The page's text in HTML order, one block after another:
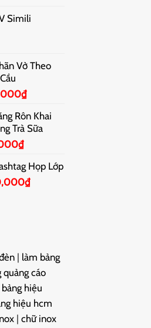
Simili
Vở Theo
₫
Rôn Khai
Trà Sữa
₫
Họp Lớp
₫
| làm bảng
quảng cáo
hiệu
hiệu hcm
| chữ inox